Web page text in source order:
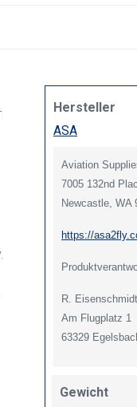
Hersteller
ASA
Aviation
7005 132nd
Newcastle, WA
https://
R.
Am Flugplatz 1
63329
Gewicht